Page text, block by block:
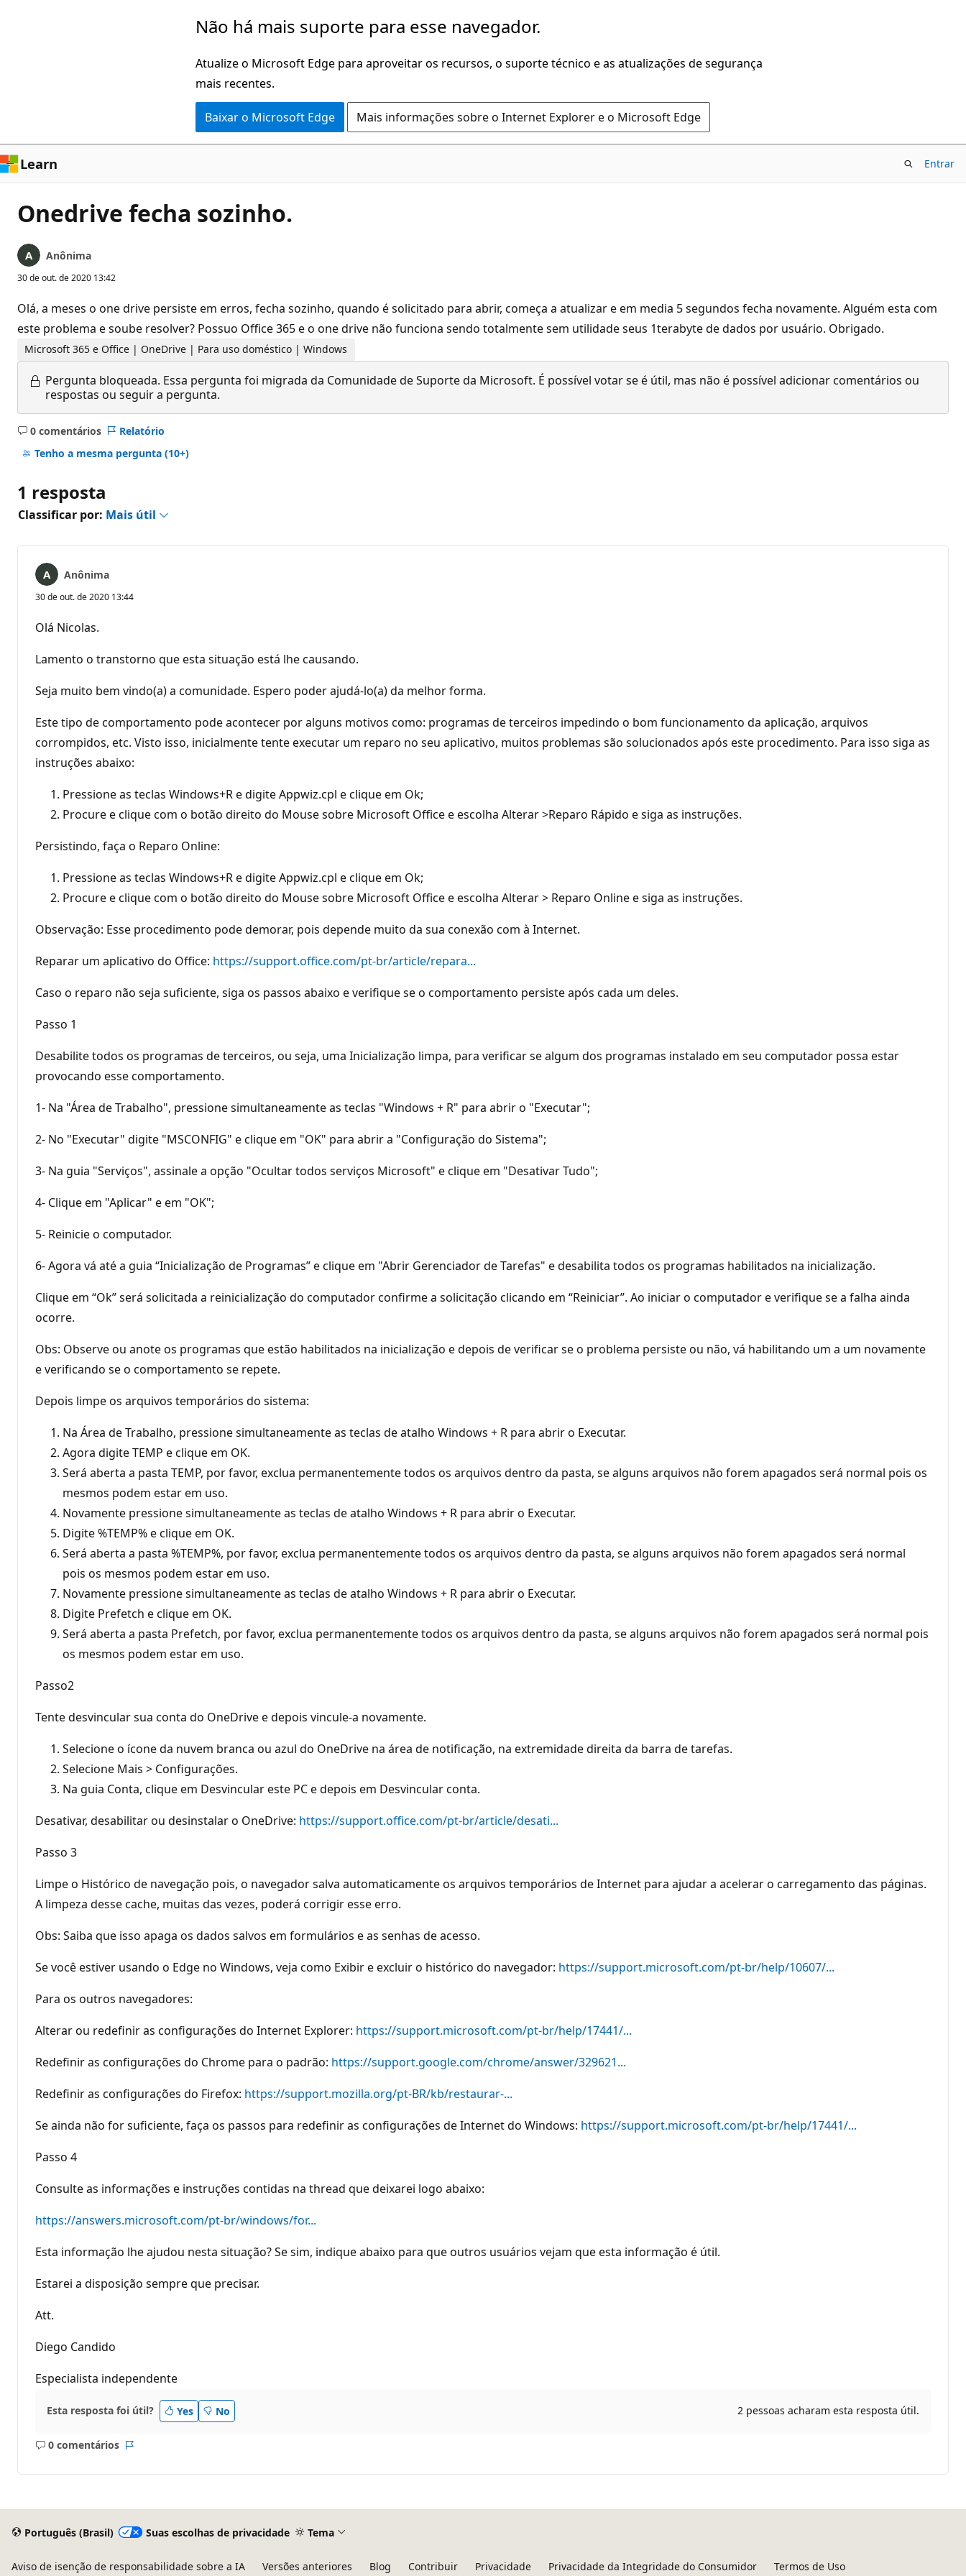
Não há mais suporte para esse navegador.
Atualize o Microsoft Edge para aproveitar os recursos, o suporte técnico e as atualizações de segurança
mais recentes.
Baixar o Microsoft Edge Mais informações sobre o Internet Explorer e o Microsoft Edge
Learn Entrar
Onedrive fecha sozinho.
Anônima
30 de out. de 2020 13:42
Olá, a meses o one drive persiste em erros, fecha sozinho, quando é solicitado para abrir, começa a atualizar e em media 5 segundos fecha novamente. Alguém esta com
este problema e soube resolver? Possuo Office 365 e o one drive não funciona sendo totalmente sem utilidade seus 1terabyte de dados por usuário. Obrigado.
Microsoft 365 e Office | OneDrive | Para uso doméstico | Windows
Pergunta bloqueada. Essa pergunta foi migrada da Comunidade de Suporte da Microsoft. É possível votar se é útil, mas não é possível adicionar comentários ou
respostas ou seguir a pergunta.
0 comentários
Sem
comentários
Relatório
Tenho a mesma pergunta (10+)
1 resposta
Classificar por: Mais útil
Anônima
30 de out. de 2020 13:44
Olá Nicolas.
Lamento o transtorno que esta situação está lhe causando.
Seja muito bem vindo(a) a comunidade. Espero poder ajudá-lo(a) da melhor forma.
Este tipo de comportamento pode acontecer por alguns motivos como: programas de terceiros impedindo o bom funcionamento da aplicação, arquivos
corrompidos, etc. Visto isso, inicialmente tente executar um reparo no seu aplicativo, muitos problemas são solucionados após este procedimento. Para isso siga as
instruções abaixo:
Pressione as teclas Windows+R e digite Appwiz.cpl e clique em Ok;
Procure e clique com o botão direito do Mouse sobre Microsoft Office e escolha Alterar >Reparo Rápido e siga as instruções.
Persistindo, faça o Reparo Online:
Pressione as teclas Windows+R e digite Appwiz.cpl e clique em Ok;
Procure e clique com o botão direito do Mouse sobre Microsoft Office e escolha Alterar > Reparo Online e siga as instruções.
Observação: Esse procedimento pode demorar, pois depende muito da sua conexão com à Internet.
Reparar um aplicativo do Office: https://support.office.com/pt-br/article/repara...
Caso o reparo não seja suficiente, siga os passos abaixo e verifique se o comportamento persiste após cada um deles.
Passo 1
Desabilite todos os programas de terceiros, ou seja, uma Inicialização limpa, para verificar se algum dos programas instalado em seu computador possa estar
provocando esse comportamento.
1- Na "Área de Trabalho", pressione simultaneamente as teclas "Windows + R" para abrir o "Executar";
2- No "Executar" digite "MSCONFIG" e clique em "OK" para abrir a "Configuração do Sistema";
3- Na guia "Serviços", assinale a opção "Ocultar todos serviços Microsoft" e clique em "Desativar Tudo";
4- Clique em "Aplicar" e em "OK";
5- Reinicie o computador.
6- Agora vá até a guia “Inicialização de Programas” e clique em "Abrir Gerenciador de Tarefas" e desabilita todos os programas habilitados na inicialização.
Clique em “Ok” será solicitada a reinicialização do computador confirme a solicitação clicando em “Reiniciar”. Ao iniciar o computador e verifique se a falha ainda
ocorre.
Obs: Observe ou anote os programas que estão habilitados na inicialização e depois de verificar se o problema persiste ou não, vá habilitando um a um novamente
e verificando se o comportamento se repete.
Depois limpe os arquivos temporários do sistema:
Na Área de Trabalho, pressione simultaneamente as teclas de atalho Windows + R para abrir o Executar.
Agora digite TEMP e clique em OK.
Será aberta a pasta TEMP, por favor, exclua permanentemente todos os arquivos dentro da pasta, se alguns arquivos não forem apagados será normal pois os
mesmos podem estar em uso.
Novamente pressione simultaneamente as teclas de atalho Windows + R para abrir o Executar.
Digite %TEMP% e clique em OK.
Será aberta a pasta %TEMP%, por favor, exclua permanentemente todos os arquivos dentro da pasta, se alguns arquivos não forem apagados será normal
pois os mesmos podem estar em uso.
Novamente pressione simultaneamente as teclas de atalho Windows + R para abrir o Executar.
Digite Prefetch e clique em OK.
Será aberta a pasta Prefetch, por favor, exclua permanentemente todos os arquivos dentro da pasta, se alguns arquivos não forem apagados será normal pois
os mesmos podem estar em uso.
Passo2
Tente desvincular sua conta do OneDrive e depois vincule-a novamente.
Selecione o ícone da nuvem branca ou azul do OneDrive na área de notificação, na extremidade direita da barra de tarefas.
Selecione Mais > Configurações.
Na guia Conta, clique em Desvincular este PC e depois em Desvincular conta.
Desativar, desabilitar ou desinstalar o OneDrive: https://support.office.com/pt-br/article/desati...
Passo 3
Limpe o Histórico de navegação pois, o navegador salva automaticamente os arquivos temporários de Internet para ajudar a acelerar o carregamento das páginas.
A limpeza desse cache, muitas das vezes, poderá corrigir esse erro.
Obs: Saiba que isso apaga os dados salvos em formulários e as senhas de acesso.
Se você estiver usando o Edge no Windows, veja como Exibir e excluir o histórico do navegador: https://support.microsoft.com/pt-br/help/10607/...
Para os outros navegadores:
Alterar ou redefinir as configurações do Internet Explorer: https://support.microsoft.com/pt-br/help/17441/...
Redefinir as configurações do Chrome para o padrão: https://support.google.com/chrome/answer/329621...
Redefinir as configurações do Firefox: https://support.mozilla.org/pt-BR/kb/restaurar-...
Se ainda não for suficiente, faça os passos para redefinir as configurações de Internet do Windows: https://support.microsoft.com/pt-br/help/17441/...
Passo 4
Consulte as informações e instruções contidas na thread que deixarei logo abaixo:
https://answers.microsoft.com/pt-br/windows/for...
Esta informação lhe ajudou nesta situação? Se sim, indique abaixo para que outros usuários vejam que esta informação é útil.
Estarei a disposição sempre que precisar.
Att.
Diego Candido
Especialista independente
Esta resposta foi útil? Yes No 2 pessoas acharam esta resposta útil.
0 comentários
Sem
Português (Brasil) Suas escolhas de privacidade Tema
Aviso de isenção de responsabilidade sobre a IA Versões anteriores Blog Contribuir Privacidade Privacidade da Integridade do Consumidor Termos de Uso